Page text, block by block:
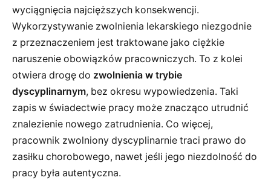
wyciągnięcia najcięższych konsekwencji.
Wykorzystywanie zwolnienia lekarskiego niezgodnie
z przeznaczeniem jest traktowane jako ciężkie
naruszenie obowiązków pracowniczych. To z kolei
otwiera drogę do zwolnienia w trybie
dyscyplinarnym, bez okresu wypowiedzenia. Taki
zapis w świadectwie pracy może znacząco utrudnić
znalezienie nowego zatrudnienia. Co więcej,
pracownik zwolniony dyscyplinarnie traci prawo do
zasiłku chorobowego, nawet jeśli jego niezdolność do
pracy była autentyczna.